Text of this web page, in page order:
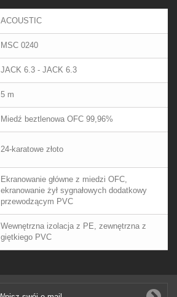
ACOUSTIC
MSC 0240
JACK 6.3 - JACK 6.3
5 m
Miedź beztlenowa OFC 99,96%
24-karatowe złoto
Ekranowanie główne z miedzi OFC,
ekranowanie żył sygnałowych dodatkowy
przewodzącym PVC
Wewnętrzna izolacja z PE, zewnętrzna z
giętkiego PVC